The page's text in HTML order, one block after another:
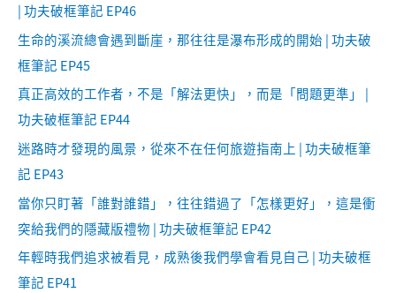
| 功夫破框筆記 EP46
生命的溪流總會遇到斷崖，那往往是瀑布形成的開始 | 功夫破
框筆記 EP45
真正高效的工作者，不是「解法更快」，而是「問題更準」 |
功夫破框筆記 EP44
迷路時才發現的風景，從來不在任何旅遊指南上 | 功夫破框筆
記 EP43
當你只盯著「誰對誰錯」，往往錯過了「怎樣更好」，這是衝
突給我們的隱藏版禮物 | 功夫破框筆記 EP42
年輕時我們追求被看見，成熟後我們學會看見自己 | 功夫破框
筆記 EP41